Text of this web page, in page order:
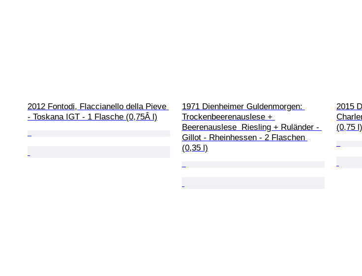
2012 Fontodi, Flaccianello della Pieve
- Toskana IGT - 1 Flasche (0,75Â l)
1971 Dienheimer Guldenmorgen:
Trockenbeerenauslese +
Beerenauslese  Riesling + Ruländer -
Gillot - Rheinhessen - 2 Flaschen
(0,35 l)
2015
(0,75 l)